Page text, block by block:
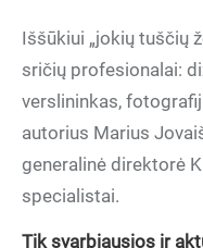
Iššūkiui „jokių tuščių
sričių profesionalai:
verslininkas,
autorius Marius
generalinė direktorė
specialistai.
Tik svarbiausios ir